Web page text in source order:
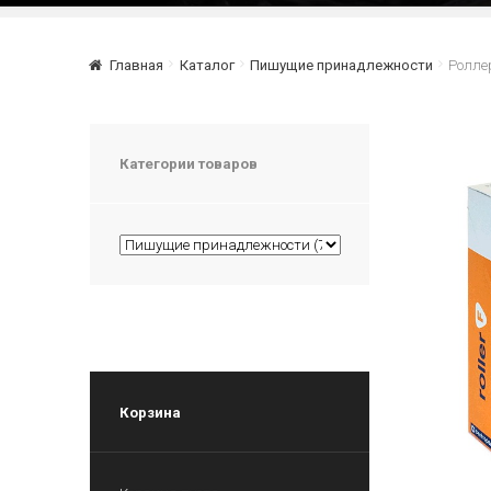
Главная Каталог Пишущие принадлежности
Категории товаров
Корзина